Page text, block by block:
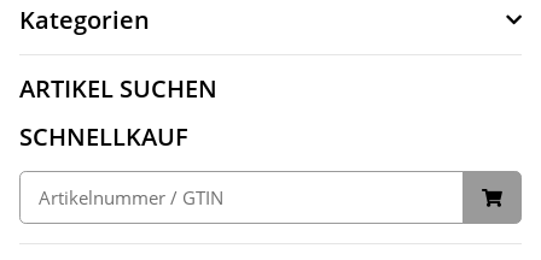
Kategorien
ARTIKEL SUCHEN
SCHNELLKAUF